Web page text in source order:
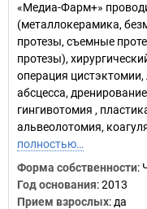
«Медиа-Фарм+»
(металлокерамика,
протезы, съемные
протезы),
операция цистэктомии,
абсцесса,
гингивотомия ,
альвеолотомия,
полностью…
Форма собственности:
Год основания:2013
Прием взрослых: да